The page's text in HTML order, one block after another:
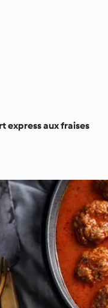
express aux fraises